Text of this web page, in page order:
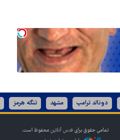
دونالد ترامپ مشهد تنگه هرمز
تمامی حقوق برای قدس آنلاین محفوظ است.